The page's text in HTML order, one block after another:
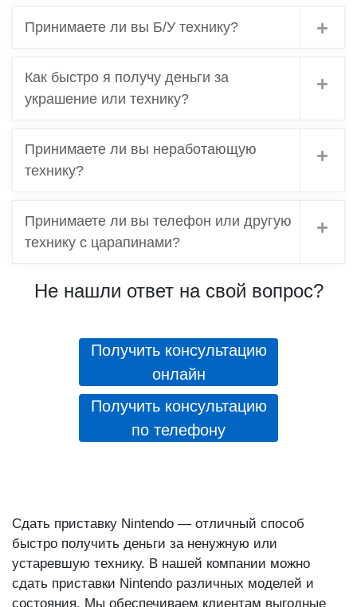
Принимаете ли вы Б/У технику?
Как быстро я получу деньги за
украшение или технику?
Принимаете ли вы неработающую
технику?
Принимаете ли вы телефон или другую
технику с царапинами?
Не нашли ответ на свой вопрос?
Получить консультацию
онлайн
Получить консультацию
по телефону
Сдать приставку Nintendo — отличный способ
быстро получить деньги за ненужную или
устаревшую технику. В нашей компании можно
сдать приставки Nintendo различных моделей и
состояния. Мы обеспечиваем клиентам выгодные